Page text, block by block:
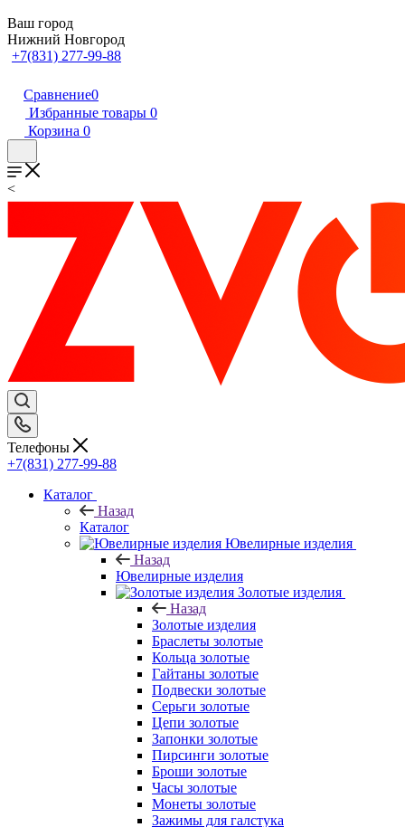
Ваш город
Нижний Новгород
+7(831) 277-99-88
Сравнение0
Избранные товары 0
Корзина 0
<
Телефоны
+7(831) 277-99-88
Каталог
Назад
Каталог
Ювелирные изделия
Назад
Ювелирные изделия
Золотые изделия
Назад
Золотые изделия
Браслеты золотые
Кольца золотые
Гайтаны золотые
Подвески золотые
Серьги золотые
Цепи золотые
Запонки золотые
Пирсинги золотые
Броши золотые
Часы золотые
Монеты золотые
Зажимы для галстука